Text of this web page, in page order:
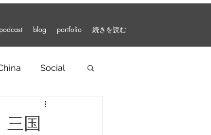
podcast blog portfolio 続きを読む
Social
国